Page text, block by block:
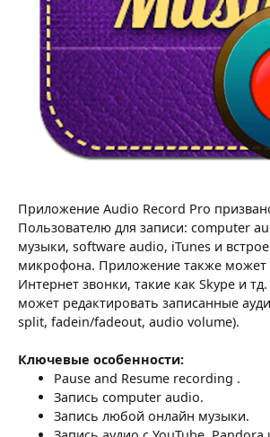
Приложение Audio Record Pro
Пользователю для записи: computer
музыки, software audio, iTunes и
микрофона. Приложение также может
Интернет звонки, такие как Skype и
может редактировать записанные
split, fadein/fadeout, audio volume).
Ключевые особенности:
Pause and Resume recording .
Запись computer audio.
Запись любой онлайн музыки.